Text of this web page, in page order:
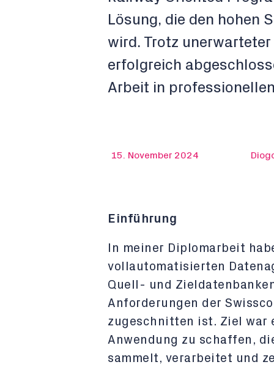
Lösung, die den hohen
wird. Trotz
erfolgreich
Arbeit in
15. November 2024
Einführung
In meiner Diplomarbeit
vollautomatisierten
Quell- und
Anforderungen der
zugeschnitten ist. Ziel war
Anwendung zu schaffen,
sammelt, verarbeitet und